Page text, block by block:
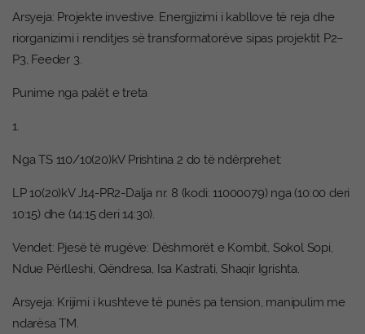
Arsyeja: Projekte investive. Energjizimi i kabllove të reja dhe
riorganizimi i renditjes së transformatorëve sipas projektit P2–
P3, Feeder 3.
Punime nga palët e treta
1.
Nga TS 110/10(20)kV Prishtina 2 do të ndërprehet:
LP 10(20)kV J14-PR2-Dalja nr. 8 (kodi: 11000079) nga (10:00 deri
10:15) dhe (14:15 deri 14:30).
Vendet: Pjesë të rrugëve: Dëshmorët e Kombit, Sokol Sopi,
Ndue Përlleshi, Qëndresa, Isa Kastrati, Shaqir Igrishta.
Arsyeja: Krijimi i kushteve të punës pa tension, manipulim me
ndarësa TM.